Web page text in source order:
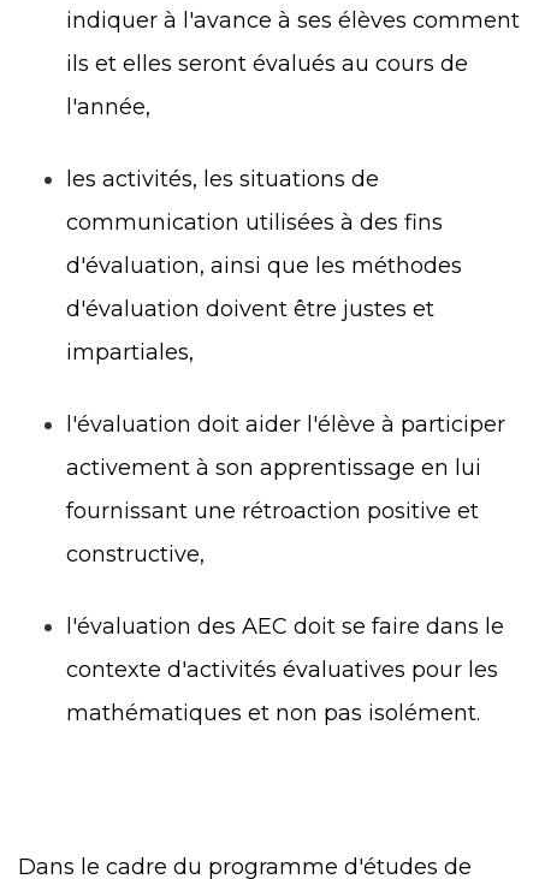
indiquer à l'avance à ses élèves comment
ils et elles seront évalués au cours de
l'année,
les activités, les situations de
communication utilisées à des fins
d'évaluation, ainsi que les méthodes
d'évaluation doivent être justes et
impartiales,
l'évaluation doit aider l'élève à participer
activement à son apprentissage en lui
fournissant une rétroaction positive et
constructive,
l'évaluation des AEC doit se faire dans le
contexte d'activités évaluatives pour les
mathématiques et non pas isolément.
Dans le cadre du programme d'études de